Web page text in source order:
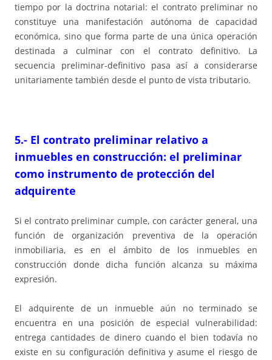
tiempo por la doctrina notarial: el contrato preliminar no
constituye una manifestación autónoma de capacidad
económica, sino que forma parte de una única operación
destinada a culminar con el contrato definitivo. La
secuencia preliminar-definitivo pasa así a considerarse
unitariamente también desde el punto de vista tributario.
5.- El contrato preliminar relativo a
inmuebles en construcción: el preliminar
como instrumento de protección del
adquirente
Si el contrato preliminar cumple, con carácter general, una
función de organización preventiva de la operación
inmobiliaria, es en el ámbito de los inmuebles en
construcción donde dicha función alcanza su máxima
expresión.
El adquirente de un inmueble aún no terminado se
encuentra en una posición de especial vulnerabilidad:
entrega cantidades de dinero cuando el bien todavía no
existe en su configuración definitiva y asume el riesgo de